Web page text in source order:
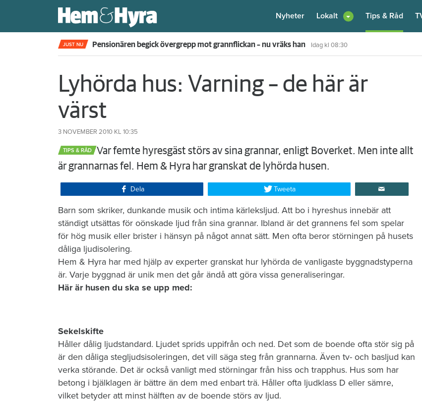
Nyheter Lokalt Tips & Råd
JUST NU Pensionären begick övergrepp mot grannflickan – nu vräks han Idag kl 08:30
Lyhörda hus: Varning – de här är
värst
3 NOVEMBER 2010 KL 10:35
TIPS & RÅD
​Var femte hyresgäst störs av sina grannar, enligt Boverket. Men inte allt
är grannarnas fel. Hem & Hyra har granskat de lyhörda husen.
Dela Tweeta
​Barn som skriker, dunkande musik och intima kärleksljud. Att bo i hyreshus innebär att
ständigt utsättas för oönskade ljud från sina grannar. Ibland är det grannens fel som spelar
för hög musik eller brister i hänsyn på något annat sätt. Men ofta beror störningen på husets
dåliga ljudisolering.
Hem & Hyra har med hjälp av experter granskat hur lyhörda de vanligaste byggnadstyperna
är. Varje byggnad är unik men det går ändå att göra vissa generaliseringar.
Här är husen du ska se upp med:
Sekelskifte
Håller dålig ljudstandard. Ljudet sprids uppifrån och ned. Det som de boende ofta stör sig på
är den dåliga stegljudsisoleringen, det vill säga steg från grannarna. Även tv- och basljud kan
verka störande. Det är också vanligt med störningar från hiss och trapphus. Hus som har
betong i bjälklagen är bättre än dem med enbart trä. Håller ofta ljudklass D eller sämre,
vilket betyder att minst hälften av de boende störs av ljud.